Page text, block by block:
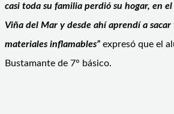
casi toda su familia perdió su hogar, en
Viña del Mar y desde ahí aprendí a sacar
materiales inflamables” expresó que el
Bustamante de 7° básico.